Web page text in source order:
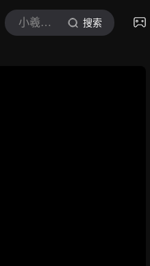
小羲觅食i 搜索